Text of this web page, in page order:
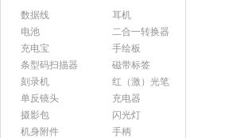
数据线
耳机
电池
二合一转换器
充电宝
手绘板
条型码扫描器
磁带标签
刻录机
红（激）光笔
单反镜头
充电器
摄影包
闪光灯
机身附件
手柄